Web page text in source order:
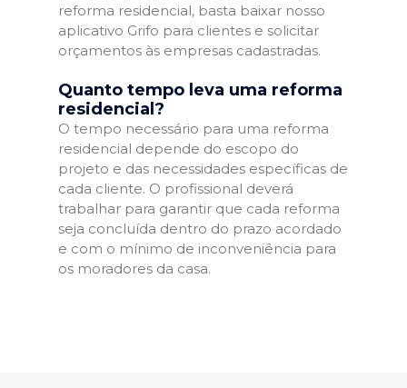
reforma residencial, basta baixar nosso
aplicativo Grifo para clientes e solicitar
orçamentos às empresas cadastradas.
Quanto tempo leva uma reforma
residencial?
O tempo necessário para uma reforma
residencial depende do escopo do
projeto e das necessidades específicas de
cada cliente. O profissional deverá
trabalhar para garantir que cada reforma
seja concluída dentro do prazo acordado
e com o mínimo de inconveniência para
os moradores da casa.